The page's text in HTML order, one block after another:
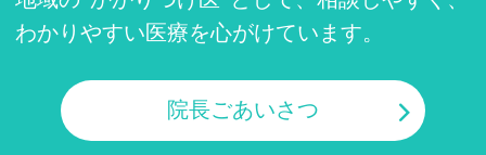
わかりやすい医療を心がけています。
院長ごあいさつ